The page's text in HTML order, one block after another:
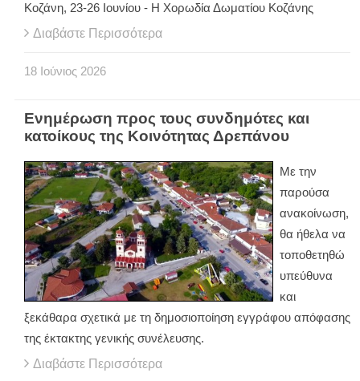
Κοζάνη, 23-26 Ιουνίου - Η Χορωδία Δωματίου Κοζάνης
Διαβάστε Περισσότερα
18 Ιούνιος 2026
Ενημέρωση προς τους συνδημότες και
κατοίκους της Κοινότητας Δρεπάνου
Με την
παρούσα
ανακοίνωση,
θα ήθελα να
τοποθετηθώ
υπεύθυνα
και
ξεκάθαρα σχετικά με τη δημοσιοποίηση εγγράφου απόφασης
της έκτακτης γενικής συνέλευσης.
Διαβάστε Περισσότερα